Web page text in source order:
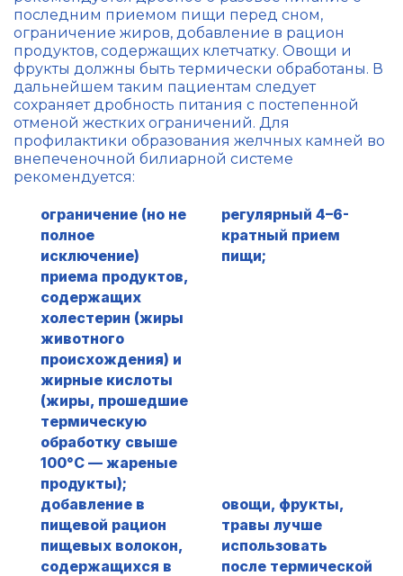
последним приемом пищи перед сном,
ограничение жиров, добавление в рацион
продуктов, содержащих клетчатку. Овощи и
фрукты должны быть термически обработаны. В
дальнейшем таким пациентам следует
сохраняет дробность питания с постепенной
отменой жестких ограничений. Для
профилактики образования желчных камней во
внепеченочной билиарной системе
рекомендуется:
ограничение (но не
полное
исключение)
приема продуктов,
содержащих
холестерин (жиры
животного
происхождения) и
жирные кислоты
(жиры, прошедшие
термическую
обработку свыше
100°С — жареные
продукты);
регулярный 4–6-
кратный прием
пищи;
добавление в
пищевой рацион
пищевых волокон,
содержащихся в
овощи, фрукты,
травы лучше
использовать
после термической